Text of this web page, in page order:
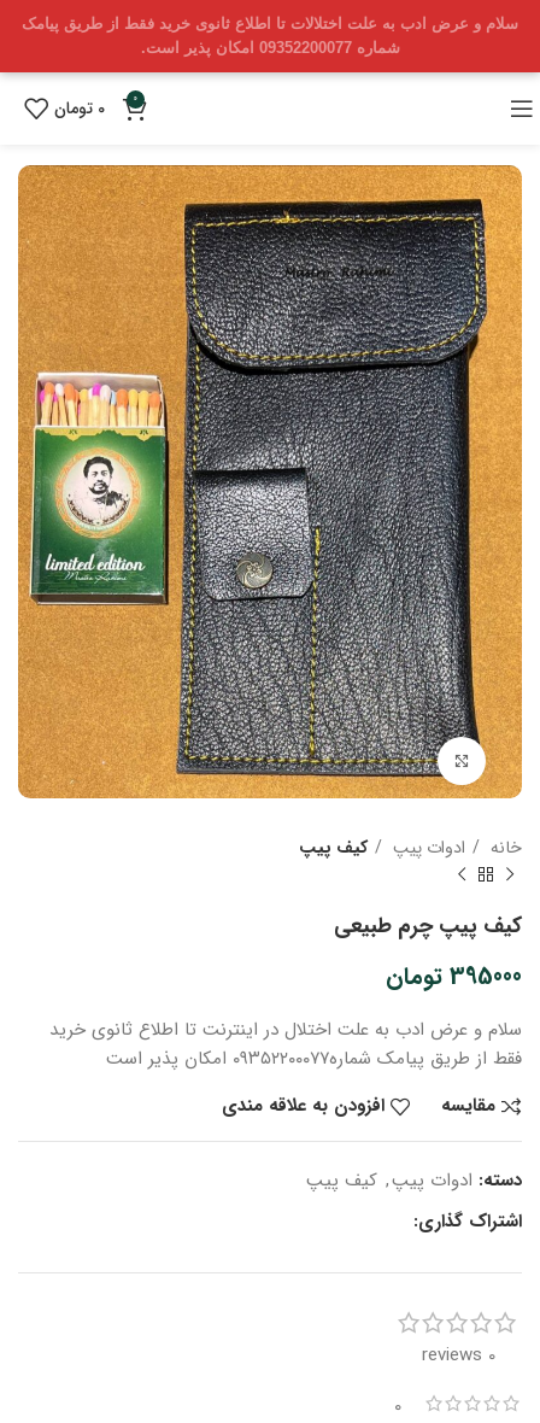
سلام و عرض ادب به علت اختلالات تا اطلاع ثانوی خرید فقط از طریق پیامک
شماره 09352200077 امکان پذیر است.
0
0 تومان
بزرگنمایی تصویر
خانه ادوات پیپ کیف پیپ
کیف پیپ چرم طبیعی
395000 تومان
سلام و عرض ادب به علت اختلال در اینترنت تا اطلاع ثانوی خرید
فقط از طریق پیامک شماره۰۹۳۵۲۲۰۰۰۷۷ امکان پذیر است
مقایسه
افزودن به علاقه مندی
دسته: ادوات پیپ, کیف پیپ
اشتراک گذاری:
0 reviews
0